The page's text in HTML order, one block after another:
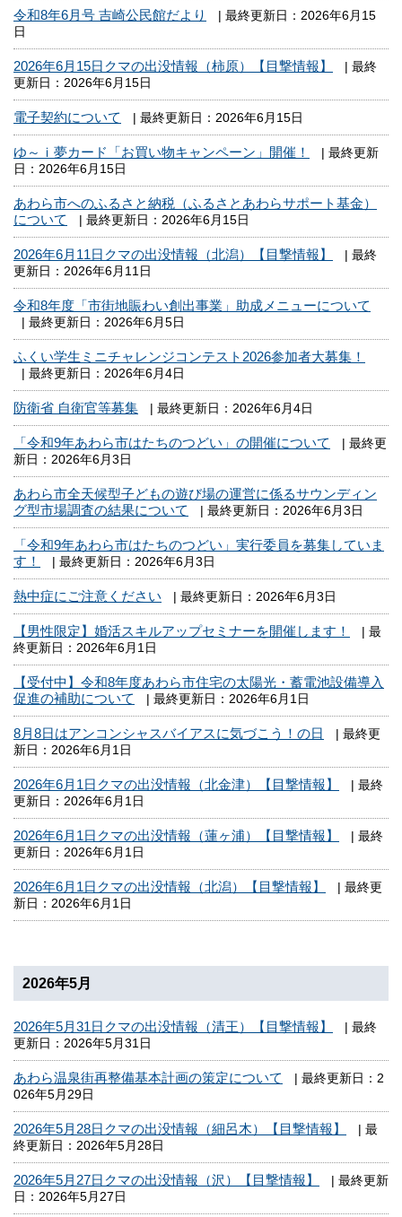
令和8年6月号 吉崎公民館だより
| 最終更新日：2026年6月15
日
2026年6月15日クマの出没情報（柿原）【目撃情報】
| 最終
更新日：2026年6月15日
電子契約について | 最終更新日：2026年6月15日
ゆ～ｉ夢カード「お買い物キャンペーン」開催！
| 最終更新
日：2026年6月15日
あわら市へのふるさと納税（ふるさとあわらサポート基金）
について
| 最終更新日：2026年6月15日
2026年6月11日クマの出没情報（北潟）【目撃情報】
| 最終
更新日：2026年6月11日
令和8年度「市街地賑わい創出事業」助成メニューについて
| 最終更新日：2026年6月5日
ふくい学生ミニチャレンジコンテスト2026参加者大募集！
| 最終更新日：2026年6月4日
防衛省 自衛官等募集 | 最終更新日：2026年6月4日
「令和9年あわら市はたちのつどい」の開催について
| 最終更
新日：2026年6月3日
あわら市全天候型子どもの遊び場の運営に係るサウンディン
グ型市場調査の結果について
| 最終更新日：2026年6月3日
「令和9年あわら市はたちのつどい」実行委員を募集していま
す！
| 最終更新日：2026年6月3日
熱中症にご注意ください | 最終更新日：2026年6月3日
【男性限定】婚活スキルアップセミナーを開催します！
| 最
終更新日：2026年6月1日
【受付中】令和8年度あわら市住宅の太陽光・蓄電池設備導入
促進の補助について
| 最終更新日：2026年6月1日
8月8日はアンコンシャスバイアスに気づこう！の日
| 最終更
新日：2026年6月1日
2026年6月1日クマの出没情報（北金津）【目撃情報】
| 最終
更新日：2026年6月1日
2026年6月1日クマの出没情報（蓮ヶ浦）【目撃情報】
| 最終
更新日：2026年6月1日
2026年6月1日クマの出没情報（北潟）【目撃情報】
| 最終更
新日：2026年6月1日
2026年5月
2026年5月31日クマの出没情報（清王）【目撃情報】
| 最終
更新日：2026年5月31日
あわら温泉街再整備基本計画の策定について
| 最終更新日：2
026年5月29日
2026年5月28日クマの出没情報（細呂木）【目撃情報】
| 最
終更新日：2026年5月28日
2026年5月27日クマの出没情報（沢）【目撃情報】
| 最終更新
日：2026年5月27日